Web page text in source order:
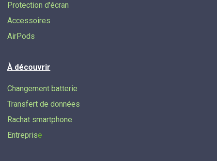
Protection d'écran
Accessoires
AirPods
À découvrir
Changement batterie
Transfert de données​
Rachat smartphone
Entreprise